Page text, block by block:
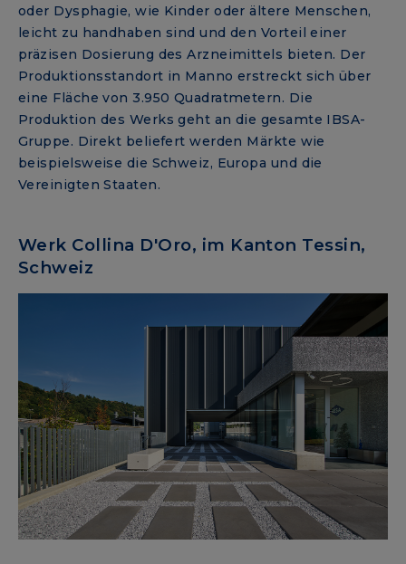
oder Dysphagie, wie Kinder oder ältere Menschen,
leicht zu handhaben sind und den Vorteil einer
präzisen Dosierung des Arzneimittels bieten. Der
Produktionsstandort in Manno erstreckt sich über
eine Fläche von 3.950 Quadratmetern. Die
Produktion des Werks geht an die gesamte IBSA-
Gruppe. Direkt beliefert werden Märkte wie
beispielsweise die Schweiz, Europa und die
Vereinigten Staaten.
Werk Collina D'Oro, im Kanton Tessin,
Schweiz